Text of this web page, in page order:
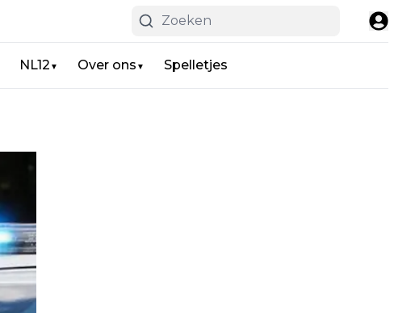
NL12 ▼ Over ons ▼ Spelletjes